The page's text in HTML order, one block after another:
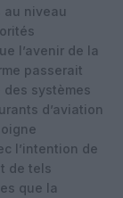
au niveau
l’avenir de la
passerait
des systèmes
d’aviation
l’intention de
de tels
que la